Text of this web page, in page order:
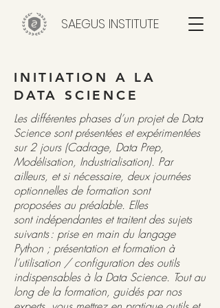
SAEGUS INSTITUTE
INITIATION A LA
DATA SCIENCE
Les différentes phases d’un projet de Data
Science sont présentées et expérimentées
sur 2 jours (Cadrage, Data Prep,
Modélisation, Industrialisation). Par
ailleurs, et si nécessaire, deux journées
optionnelles de formation sont
proposées au préalable. Elles
sont indépendantes et traitent des sujets
suivants : prise en main du langage
Python ; présentation et formation à
l’utilisation / configuration des outils
indispensables à la Data Science. Tout au
long de la formation, guidés par nos